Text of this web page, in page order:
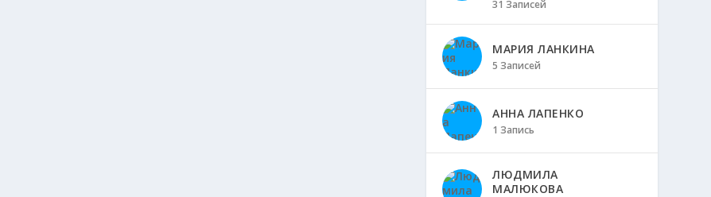
31 Записей
МАРИЯ ЛАНКИНА
5 Записей
АННА ЛАПЕНКО
1 Запись
ЛЮДМИЛА
МАЛЮКОВА